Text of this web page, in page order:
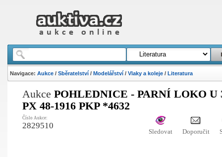
Navigace: Aukce/ Sběratelství/ Modelářství/ Vlaky a koleje/ Literatura
Aukce POHLEDNICE - PARNÍ LOKO U
PX 48-1916 PKP *4632
Číslo Aukce:
2829510
Sledovat Doporučit